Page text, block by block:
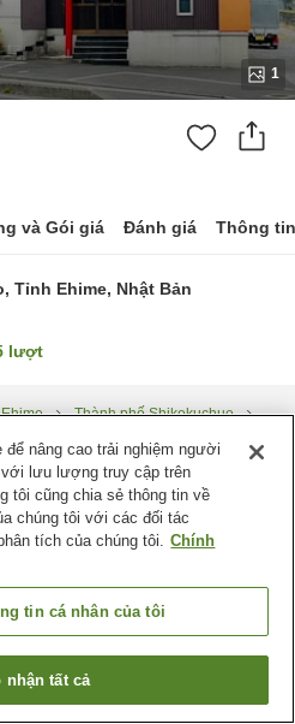
1
và Gói giá Đánh giá Thông
Tỉnh Ehime, Nhật Bản
lượt
Thành phố Shikokuchuo
trống
nâng cao trải nghiệm người
lưu lượng truy cập trên
tôi cũng chia sẻ thông tin về
chúng tôi với các đối tác
tích của chúng tôi. Chính
tin cá nhân của tôi
nhận tất cả